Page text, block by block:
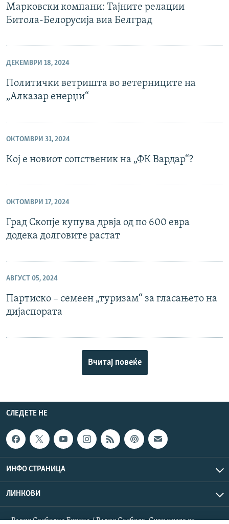
Марковски компани: Тајните релации
Битола-Белорусија виа Белград
ДЕКЕМВРИ 18, 2024
Политички ветришта во ветерниците на
„Алказар енерџи“
ОКТОМВРИ 31, 2024
Кој е новиот сопственик на „ФК Вардар“?
ОКТОМВРИ 17, 2024
Град Скопје купува дрвја од по 600 евра
додека долговите растат
АВГУСТ 05, 2024
Партиско – семеен „туризам“ за гласањето на
дијаспората
Вчитај повеќе
СЛЕДЕТЕ НЕ
ИНФО СТРАНИЦА
ЛИНКОВИ
Радио Слободна Европа / Радио Слобода. Сите права се